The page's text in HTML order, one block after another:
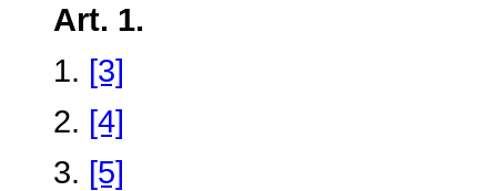
Art. 1.
1. [3]
2. [4]
3. [5]